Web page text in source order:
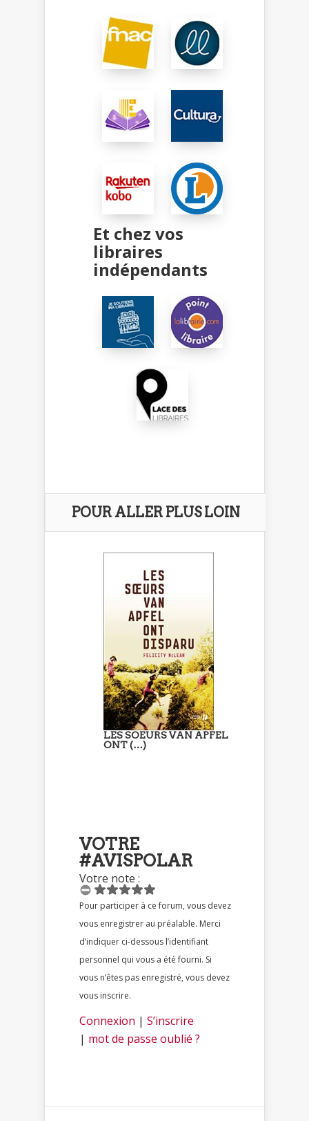
Et chez vos
libraires
indépendants
POUR ALLER PLUS LOIN
LES SOEURS VAN APFEL
ONT (…)
VOTRE
#AVISPOLAR
Votre note :
Pour participer à ce forum, vous devez
vous enregistrer au préalable. Merci
d’indiquer ci-dessous l’identifiant
personnel qui vous a été fourni. Si
vous n’êtes pas enregistré, vous devez
vous inscrire.
Connexion | S’inscrire
| mot de passe oublié ?